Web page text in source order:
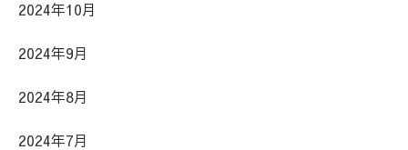
2024年10月
2024年9月
2024年8月
2024年7月